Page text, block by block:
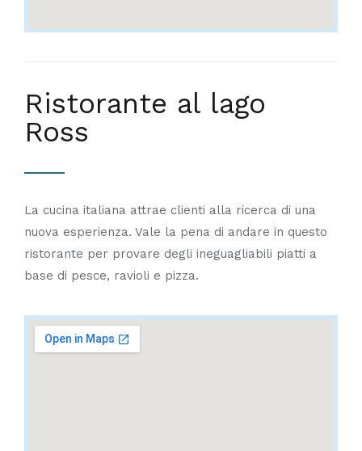
Ristorante al lago
Ross
La cucina italiana attrae clienti alla ricerca di una
nuova esperienza. Vale la pena di andare in questo
ristorante per provare degli ineguagliabili piatti a
base di pesce, ravioli e pizza.